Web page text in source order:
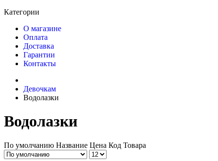
Категории
О магазине
Оплата
Доставка
Гарантии
Контакты
Девочкам
Водолазки
Водолазки
По умолчанию Название Цена Код Товара